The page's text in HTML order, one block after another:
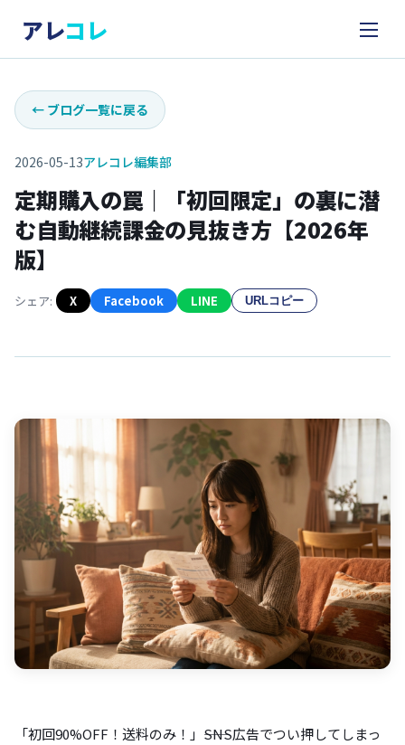
アレコレ
← ブログ一覧に戻る
2026-05-13アレコレ編集部
定期購入の罠｜「初回限定」の裏に潜
む自動継続課金の見抜き方【2026年
版】
シェア: X Facebook LINE URLコピー
「初回90%OFF！送料のみ！」――SNS広告でつい押してしまっ